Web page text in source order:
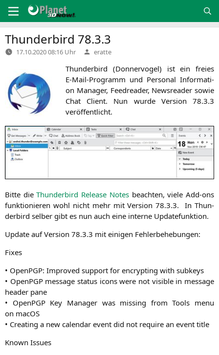
Inhalt
springen
Thunderbird 78.3.3
17.10.2020 08:16 Uhr Verfasst
von
eratte
Thun­der­bird (Don­ner­vo­gel) ist ein frei­es
E‑Mail-Pro­gramm und Per­so­nal Infor­ma­ti­
on Mana­ger, Feed­rea­der, News­rea­der sowie
Chat Cli­ent. Nun wur­de Ver­si­on 78.3.3
veröffentlicht.
Bit­te dieThun­der­bird Release Notesbeach­ten, vie­le Add-ons
funk­tio­nie­ren wohl nicht mehr mit Ver­si­on 78.3.3. In Thun­
der­bird sel­ber gibt es nun auch eine inter­ne Updatefunktion.
Update auf Ver­si­on 78.3.3 mit eini­gen Fehlerbehebungen:
Fixes
• OpenPGP: Impro­ved sup­port for encryp­ting with subkeys
• OpenPGP mes­sa­ge sta­tus icons were not visi­ble in mes­sa­ge
hea­der pane
• OpenPGP Key Mana­ger was miss­ing from Tools menu
on macOS
• Crea­ting a new calen­dar event did not requi­re an event title
Known Issues